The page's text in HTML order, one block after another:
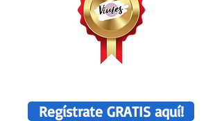
Regístrate GRATIS aquí!